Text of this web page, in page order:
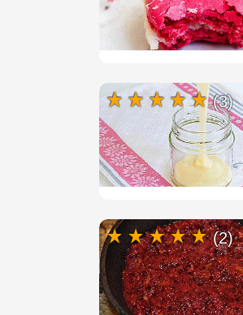
(3)
(2)